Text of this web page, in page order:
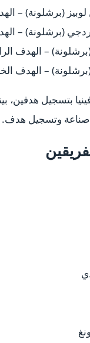
بتسجيل هدفين،
صناعة وتسجيل